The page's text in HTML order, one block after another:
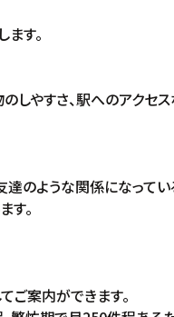
す。
しやすさ、駅へのアクセ
のような関係になってい
す。
ご案内ができます。